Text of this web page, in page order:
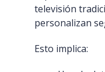
televisión
personalizan
Esto implica: